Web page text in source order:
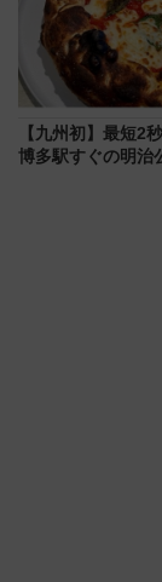
【九州初】最短2
博多駅すぐの明治